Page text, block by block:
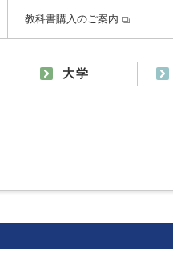
教科書購入のご案内
大学